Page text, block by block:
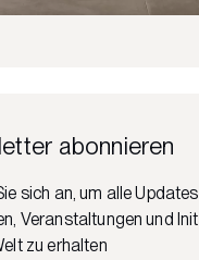
abonnieren
sich an, um alle
Veranstaltungen und
zu erhalten